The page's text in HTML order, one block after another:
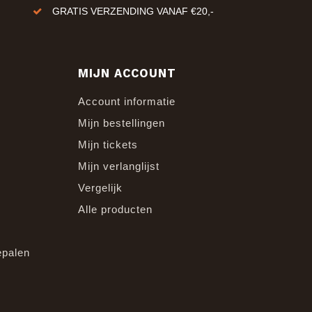
VERZENDING 1-3 WERKDAGEN
MIJN ACCOUNT
Account informatie
Mijn bestellingen
Mijn tickets
Mijn verlanglijst
Vergelijk
Alle producten